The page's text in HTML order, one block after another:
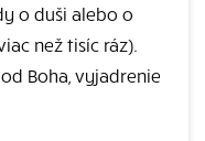
o duši alebo o
než tisíc ráz).
Boha, vyjadrenie